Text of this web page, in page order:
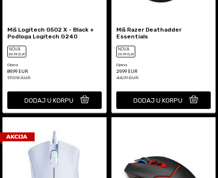
Miš Logitech G502 X - Black +
Podloga Logitech G240
NOVA
89,99 EUR
Cijena
89,99 EUR
119,98EUR
DODAJ U KORPU
Miš Razer Deathadder
Essentials
NOVA
29,99 EUR
Cijena
29,99 EUR
44,99EUR
DODAJ U KORPU